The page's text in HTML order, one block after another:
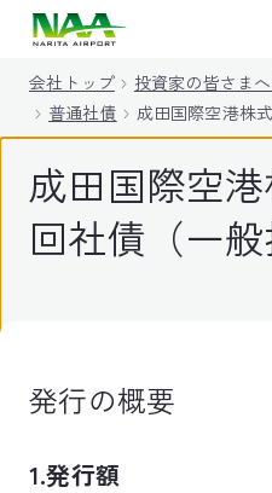
会社トップ 投資家の皆さま
普通社債
成田国際空港株
成田国際空
回社債（一般
発行の概要
1.発行額